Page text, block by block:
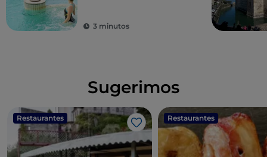
3 minutos
Sugerimos
Restaurantes
Me gusta
Restaurantes